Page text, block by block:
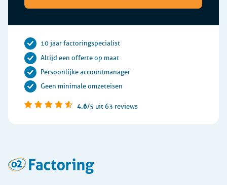
10 jaar factoringspecialist
Altijd een offerte op maat
Persoonlijke accountmanager
Geen minimale omzeteisen
4.6/5 uit 63 reviews